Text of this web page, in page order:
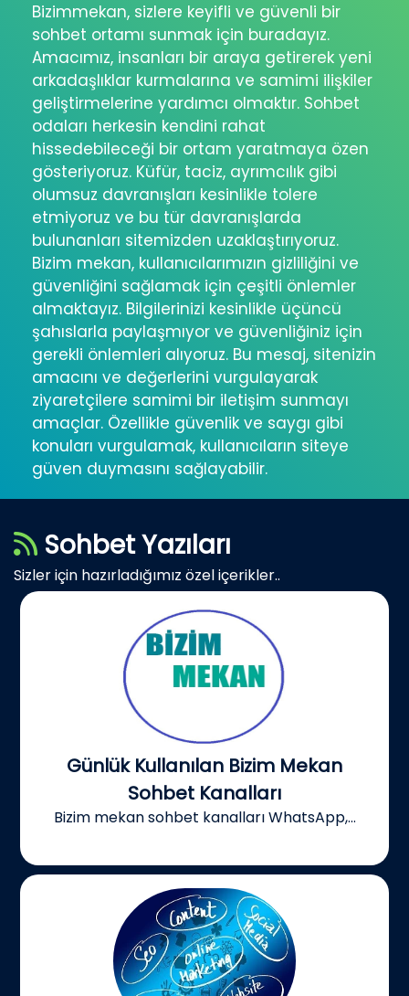
Bizimmekan, sizlere keyifli ve güvenli bir
sohbet ortamı sunmak için buradayız.
Amacımız, insanları bir araya getirerek yeni
arkadaşlıklar kurmalarına ve samimi ilişkiler
geliştirmelerine yardımcı olmaktır. Sohbet
odaları herkesin kendini rahat
hissedebileceği bir ortam yaratmaya özen
gösteriyoruz. Küfür, taciz, ayrımcılık gibi
olumsuz davranışları kesinlikle tolere
etmiyoruz ve bu tür davranışlarda
bulunanları sitemizden uzaklaştırıyoruz.
Bizim mekan, kullanıcılarımızın gizliliğini ve
güvenliğini sağlamak için çeşitli önlemler
almaktayız. Bilgilerinizi kesinlikle üçüncü
şahıslarla paylaşmıyor ve güvenliğiniz için
gerekli önlemleri alıyoruz. Bu mesaj, sitenizin
amacını ve değerlerini vurgulayarak
ziyaretçilere samimi bir iletişim sunmayı
amaçlar. Özellikle güvenlik ve saygı gibi
konuları vurgulamak, kullanıcıların siteye
güven duymasını sağlayabilir.
Sohbet Yazıları
Sizler için hazırladığımız özel içerikler..
Günlük Kullanılan Bizim Mekan
Sohbet Kanalları
Bizim mekan sohbet kanalları WhatsApp,...